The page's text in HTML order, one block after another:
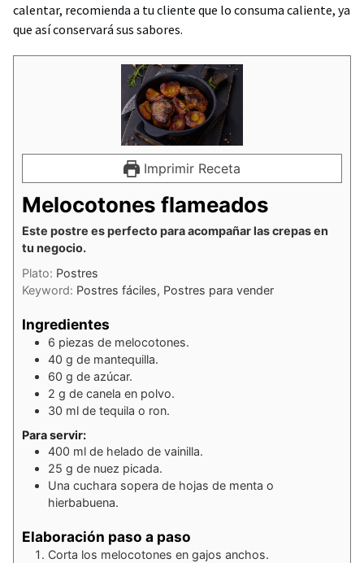
calentar, recomienda a tu cliente que lo consuma caliente, ya
que así conservará sus sabores.
Imprimir Receta
Melocotones flameados
Este postre es perfecto para acompañar las crepas en
tu negocio.
Plato: Postres
Keyword: Postres fáciles, Postres para vender
Ingredientes
6 piezas de melocotones.
40 g de mantequilla.
60 g de azúcar.
2 g de canela en polvo.
30 ml de tequila o ron.
Para servir:
400 ml de helado de vainilla.
25 g de nuez picada.
Una cuchara sopera de hojas de menta o
hierbabuena.
Elaboración paso a paso
Corta los melocotones en gajos anchos.